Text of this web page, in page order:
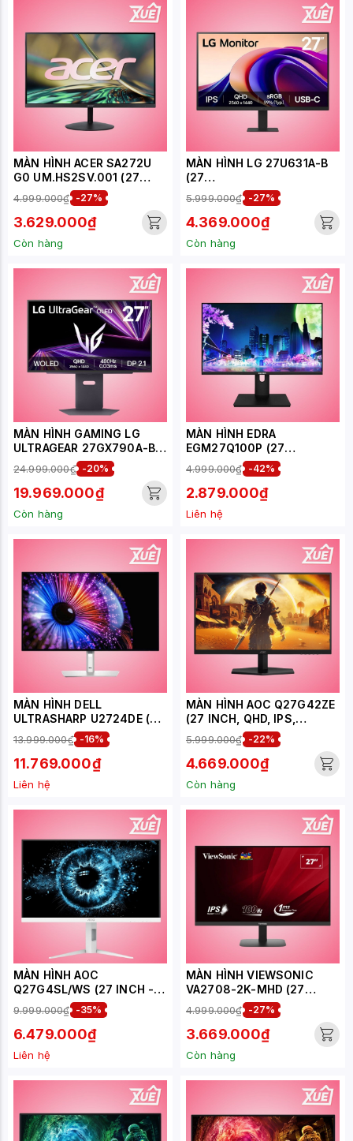
MÀN HÌNH ACER SA272U
G0 UM.HS2SV.001 (27
INCH - IPS - 2K - 120HZ -
1MS - ĐEN - SPEAKER)
4.999.000₫ -27%
3.629.000₫
Còn hàng
MÀN HÌNH LG 27U631A-B
(27
INCH/QHD/IPS/100HZ/5MS/
USB-C 15W)
5.999.000₫ -27%
4.369.000₫
Còn hàng
MÀN HÌNH GAMING LG
ULTRAGEAR 27GX790A-B
(26.5 INCH - OLED - 2K -
480HZ - 0.03MS)
24.999.000₫ -20%
19.969.000₫
Còn hàng
MÀN HÌNH EDRA
EGM27Q100P (27
INCH/QHD/IPS/100HZ/1MS)
4.999.000₫ -42%
2.879.000₫
Liên hệ
MÀN HÌNH DELL
ULTRASHARP U2724DE (27
INCH/QHD/IPS/120HZ/5MS/
USB-
C/RJ45/THUNDERBOLT)
13.999.000₫ -16%
11.769.000₫
Liên hệ
MÀN HÌNH AOC Q27G42ZE
(27 INCH, QHD, IPS,
260HZ, 1MS)
5.999.000₫ -22%
4.669.000₫
Còn hàng
MÀN HÌNH AOC
Q27G4SL/WS (27 INCH -
IPS - 2K - 320HZ - 0.3MS -
TRẮNG)
9.999.000₫ -35%
6.479.000₫
Liên hệ
MÀN HÌNH VIEWSONIC
VA2708-2K-MHD (27
INCH/QHD/IPS/100HZ/1MS/
LOA)
4.999.000₫ -27%
3.669.000₫
Còn hàng